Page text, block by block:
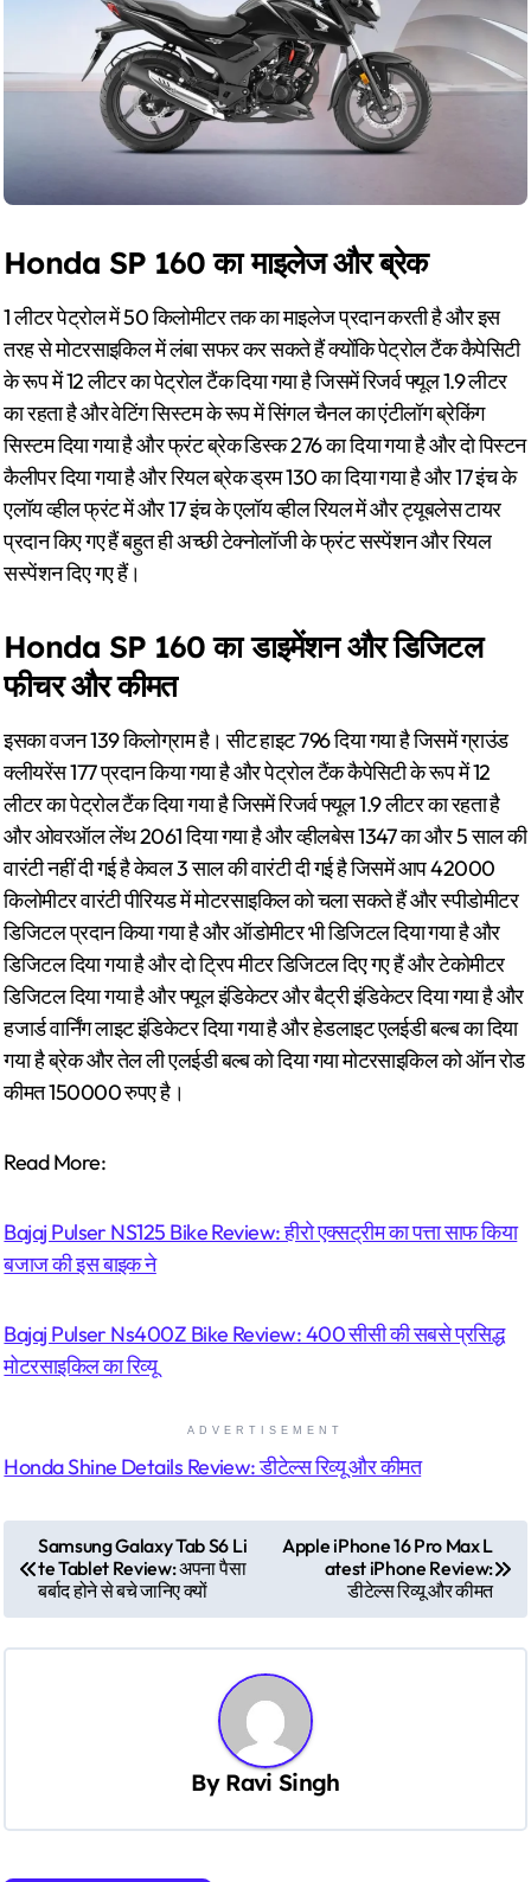
Honda SP 160 का माइलेज और ब्रेक
1 लीटर पेट्रोल में 50 किलोमीटर तक का माइलेज प्रदान करती है और इस
तरह से मोटरसाइकिल में लंबा सफर कर सकते हैं क्योंकि पेट्रोल टैंक कैपेसिटी
के रूप में 12 लीटर का पेट्रोल टैंक दिया गया है जिसमें रिजर्व फ्यूल 1.9 लीटर
का रहता है और वेटिंग सिस्टम के रूप में सिंगल चैनल का एंटीलॉग ब्रेकिंग
सिस्टम दिया गया है और फ्रंट ब्रेक डिस्क 276 का दिया गया है और दो पिस्टन
कैलीपर दिया गया है और रियल ब्रेक ड्रम 130 का दिया गया है और 17 इंच के
एलॉय व्हील फ्रंट में और 17 इंच के एलॉय व्हील रियल में और ट्यूबलेस टायर
प्रदान किए गए हैं बहुत ही अच्छी टेक्नोलॉजी के फ्रंट सस्पेंशन और रियल
सस्पेंशन दिए गए हैं।
Honda SP 160 का डाइमेंशन और डिजिटल
फीचर और कीमत
इसका वजन 139 किलोग्राम है। सीट हाइट 796 दिया गया है जिसमें ग्राउंड
क्लीयरेंस 177 प्रदान किया गया है और पेट्रोल टैंक कैपेसिटी के रूप में 12
लीटर का पेट्रोल टैंक दिया गया है जिसमें रिजर्व फ्यूल 1.9 लीटर का रहता है
और ओवरऑल लेंथ 2061 दिया गया है और व्हीलबेस 1347 का और 5 साल की
वारंटी नहीं दी गई है केवल 3 साल की वारंटी दी गई है जिसमें आप 42000
किलोमीटर वारंटी पीरियड में मोटरसाइकिल को चला सकते हैं और स्पीडोमीटर
डिजिटल प्रदान किया गया है और ऑडोमीटर भी डिजिटल दिया गया है और
डिजिटल दिया गया है और दो ट्रिप मीटर डिजिटल दिए गए हैं और टेकोमीटर
डिजिटल दिया गया है और फ्यूल इंडिकेटर और बैट्री इंडिकेटर दिया गया है और
हजार्ड वार्निंग लाइट इंडिकेटर दिया गया है और हेडलाइट एलईडी बल्ब का दिया
गया है ब्रेक और तेल ली एलईडी बल्ब को दिया गया मोटरसाइकिल को ऑन रोड
कीमत 150000 रुपए है।
Read More:
Bajaj Pulser NS125 Bike Review: हीरो एक्सट्रीम का पत्ता साफ किया
बजाज की इस बाइक ने
Bajaj Pulser Ns400Z Bike Review: 400 सीसी की सबसे प्रसिद्ध
मोटरसाइकिल का रिव्यू
ADVERTISEMENT
Honda Shine Details Review: डीटेल्स रिव्यू और कीमत
o
s
t
Samsung Galaxy Tab S6 Li
te Tablet Review: अपना पैसा
बर्बाद होने से बचे जानिए क्यों
Apple iPhone 16 Pro Max L
atest iPhone Review:
डीटेल्स रिव्यू और कीमत
By Ravi Singh